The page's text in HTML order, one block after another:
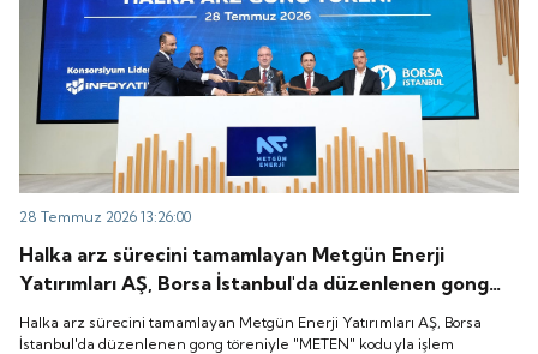
28 Temmuz 2026 13:26:00
Halka arz sürecini tamamlayan Metgün Enerji
Yatırımları AŞ, Borsa İstanbul'da düzenlenen gong
töreniyle "METEN" koduyla işlem görmeye başladı.
Halka arz sürecini tamamlayan Metgün Enerji Yatırımları AŞ, Borsa
İstanbul'da düzenlenen gong töreniyle "METEN" koduyla işlem